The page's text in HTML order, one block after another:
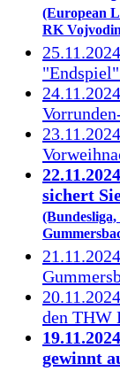
(European
RK
sichert
den THW
gewinnt